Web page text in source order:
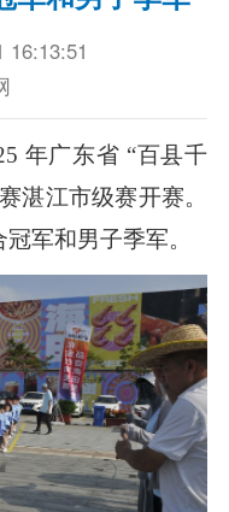
16:13:51
年广东省 “百县千
湛江市级赛开赛。
军和男子季军。